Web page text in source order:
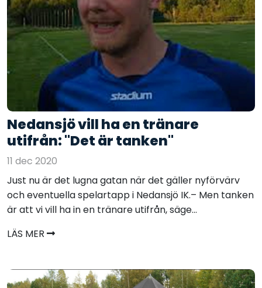
Nedansjö vill ha en tränare
utifrån: "Det är tanken"
11 dec 2020
Just nu är det lugna gatan när det gäller nyförvärv
och eventuella spelartapp i Nedansjö IK.– Men tanken
är att vi vill ha in en tränare utifrån, säge...
LÄS MER